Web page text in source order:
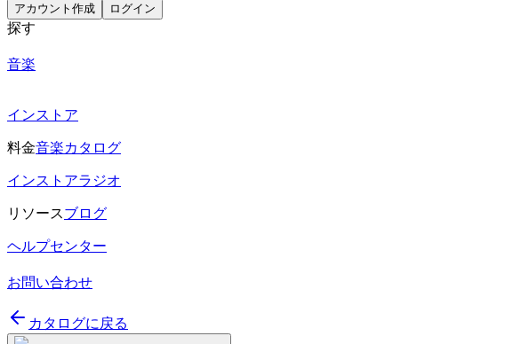
アカウント作成 ログイン
探す
音楽
インストア
料金音楽カタログ
インストアラジオ
リソースブログ
ヘルプセンター
お問い合わせ
カタログに戻る